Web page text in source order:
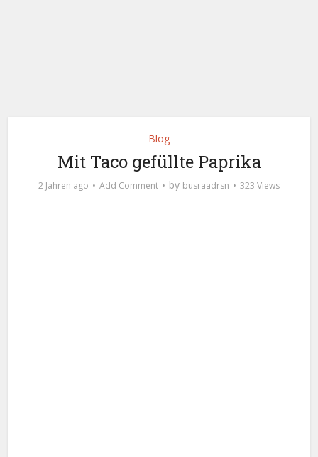
Blog
Mit Taco gefüllte Paprika
2 Jahren ago Add Comment by busraadrsn 323 Views